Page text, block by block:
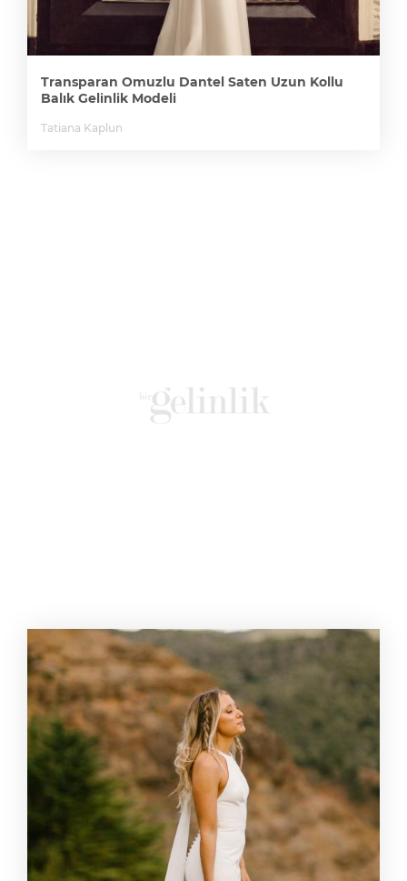
Transparan Omuzlu Dantel Saten Uzun Kollu
Balık Gelinlik Modeli
Tatiana Kaplun